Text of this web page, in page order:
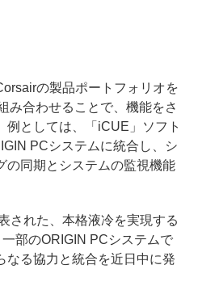
の製品ポートフォリオを
み合わせることで、機能をさ
例としては、「iCUE」ソフト
PCシステムに統合し、シ
の同期とシステムの監視機能
された、本格液冷を実現する
一部のORIGIN PCシステムで
なる協力と統合を近日中に発